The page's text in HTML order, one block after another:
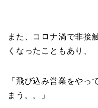
また、コロナ渦で非接
くなったこともあり、
「飛び込み営業をやっ
まう。。」